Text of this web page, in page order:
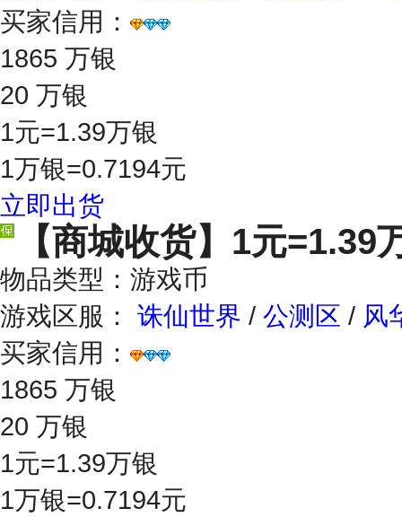
买家信用：
1865 万银
20 万银
1元=1.39万银
1万银=0.7194元
立即出货
【商城收货】 1元=1.39
物品类型：游戏币
游戏区服： 诛仙世界 / 公测区 / 风
买家信用：
1865 万银
20 万银
1元=1.39万银
1万银=0.7194元